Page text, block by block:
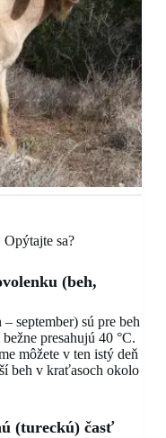
sa?
(beh,
september) sú pre beh
presahujú 40 °C.
môžete v ten istý deň
beh v kraťasoch okolo
(tureckú) časť